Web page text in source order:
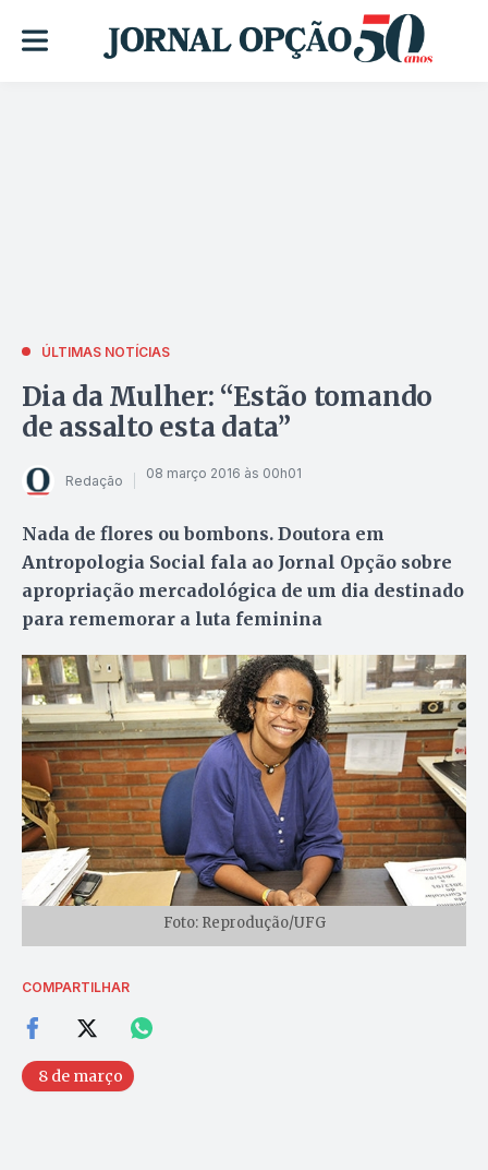
ÚLTIMAS NOTÍCIAS
Dia da Mulher: “Estão tomando
de assalto esta data”
Redação 08 março 2016 às 00h01
Nada de flores ou bombons. Doutora em
Antropologia Social fala ao Jornal Opção sobre
apropriação mercadológica de um dia destinado
para rememorar a luta feminina
Foto: Reprodução/UFG
COMPARTILHAR
8 de março